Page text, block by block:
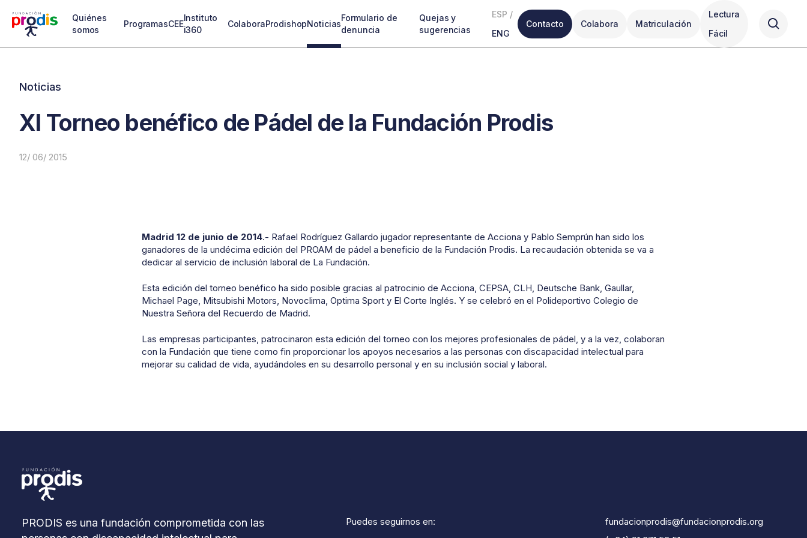
Quiénes
somos
ProgramasCEE
Instituto
i360
ColaboraProdishopNoticias
Formulario de
denuncia
Quejas y
sugerencias
ESP /
ENG
Contacto Colabora Matriculación
Lectura
Fácil
Noticias
XI Torneo benéfico de Pádel de la Fundación Prodis
12/ 06/ 2015
Madrid 12 de junio de 2014.- Rafael Rodríguez Gallardo jugador representante de Acciona y Pablo Semprún han sido los
ganadores de la undécima edición del PROAM de pádel a beneficio de la Fundación Prodis. La recaudación obtenida se va a
dedicar al servicio de inclusión laboral de La Fundación.
Esta edición del torneo benéfico ha sido posible gracias al patrocinio de Acciona, CEPSA, CLH, Deutsche Bank, Gaullar,
Michael Page, Mitsubishi Motors, Novoclima, Optima Sport y El Corte Inglés. Y se celebró en el Polideportivo Colegio de
Nuestra Señora del Recuerdo de Madrid.
Las empresas participantes, patrocinaron esta edición del torneo con los mejores profesionales de pádel, y a la vez, colaboran
con la Fundación que tiene como fin proporcionar los apoyos necesarios a las personas con discapacidad intelectual para
mejorar su calidad de vida, ayudándoles en su desarrollo personal y en su inclusión social y laboral.
PRODIS es una fundación comprometida con las
Puedes seguirnos en:
fundacionprodis@fundacionprodis.org